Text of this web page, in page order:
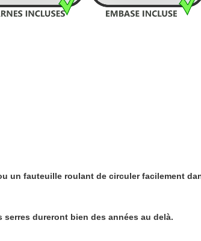
un fauteuille roulant de circuler facilement
dureront bien des années au delà.